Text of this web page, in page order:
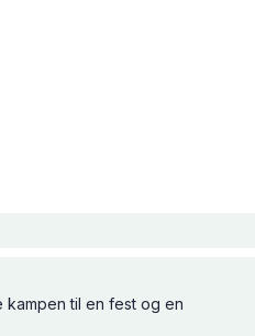
kampen til en fest og en